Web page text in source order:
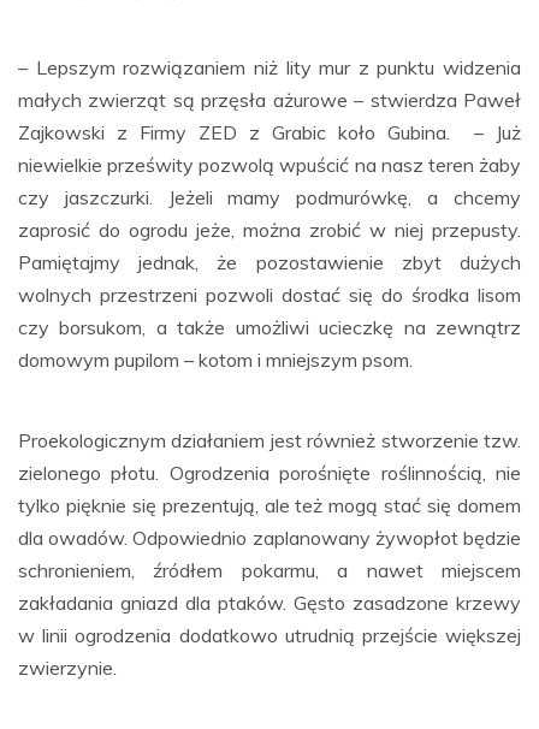
– Lepszym rozwiązaniem niż lity mur z punktu widzenia
małych zwierząt są przęsła ażurowe – stwierdza Paweł
Zajkowski z Firmy ZED z Grabic koło Gubina. – Już
niewielkie prześwity pozwolą wpuścić na nasz teren żaby
czy jaszczurki. Jeżeli mamy podmurówkę, a chcemy
zaprosić do ogrodu jeże, można zrobić w niej przepusty.
Pamiętajmy jednak, że pozostawienie zbyt dużych
wolnych przestrzeni pozwoli dostać się do środka lisom
czy borsukom, a także umożliwi ucieczkę na zewnątrz
domowym pupilom – kotom i mniejszym psom.
Proekologicznym działaniem jest również stworzenie tzw.
zielonego płotu. Ogrodzenia porośnięte roślinnością, nie
tylko pięknie się prezentują, ale też mogą stać się domem
dla owadów. Odpowiednio zaplanowany żywopłot będzie
schronieniem, źródłem pokarmu, a nawet miejscem
zakładania gniazd dla ptaków. Gęsto zasadzone krzewy
w linii ogrodzenia dodatkowo utrudnią przejście większej
zwierzynie.